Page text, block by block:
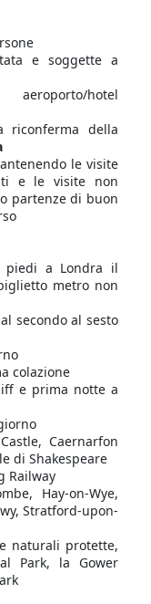
e soggette a
hotel
riconferma della
le visite
e le visite non
partenze di buon
piedi a Londra il
metro non
secondo al sesto
colazione
e prima notte a
Caernarfon
di Shakespeare
Railway
Hay-on-Wye,
Stratford-upon-
naturali protette,
Park, la Gower